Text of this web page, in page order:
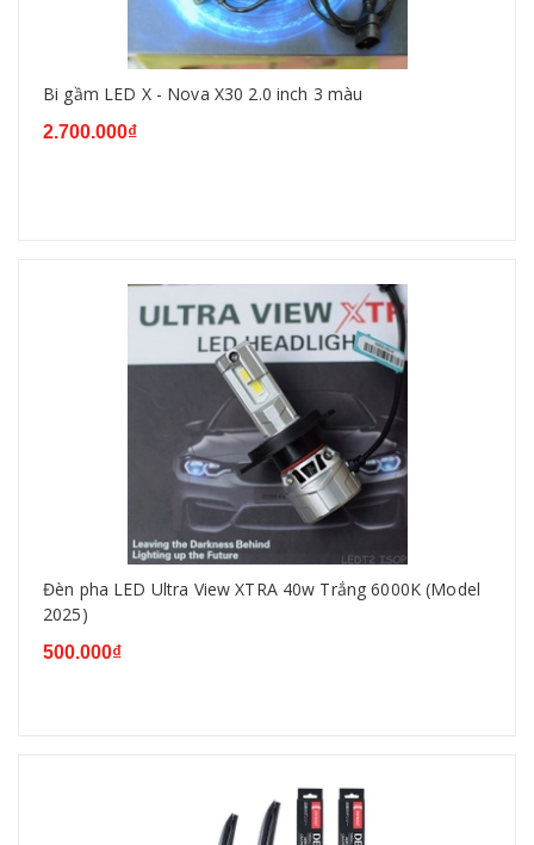
Bi gầm LED X - Nova X30 2.0 inch 3 màu
2.700.000₫
Đèn pha LED Ultra View XTRA 40w Trắng 6000K (Model
2025)
500.000₫